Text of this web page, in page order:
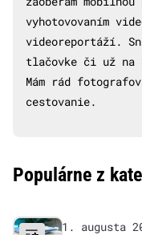
vyhotovovaním
videoreportáží.
tlačovke či už na
Mám rád
cestovanie.
Populárne z
1. augusta